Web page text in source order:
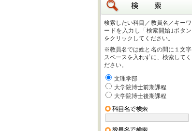
検索したい科目／教員名／キーワ
ードを入力し「検索開始｣ボタン
をクリックしてください。
※教員名では姓と名の間に１文字
スペースを入れずに、検索してく
ださい。
文理学部
大学院博士前期課程
大学院博士後期課程